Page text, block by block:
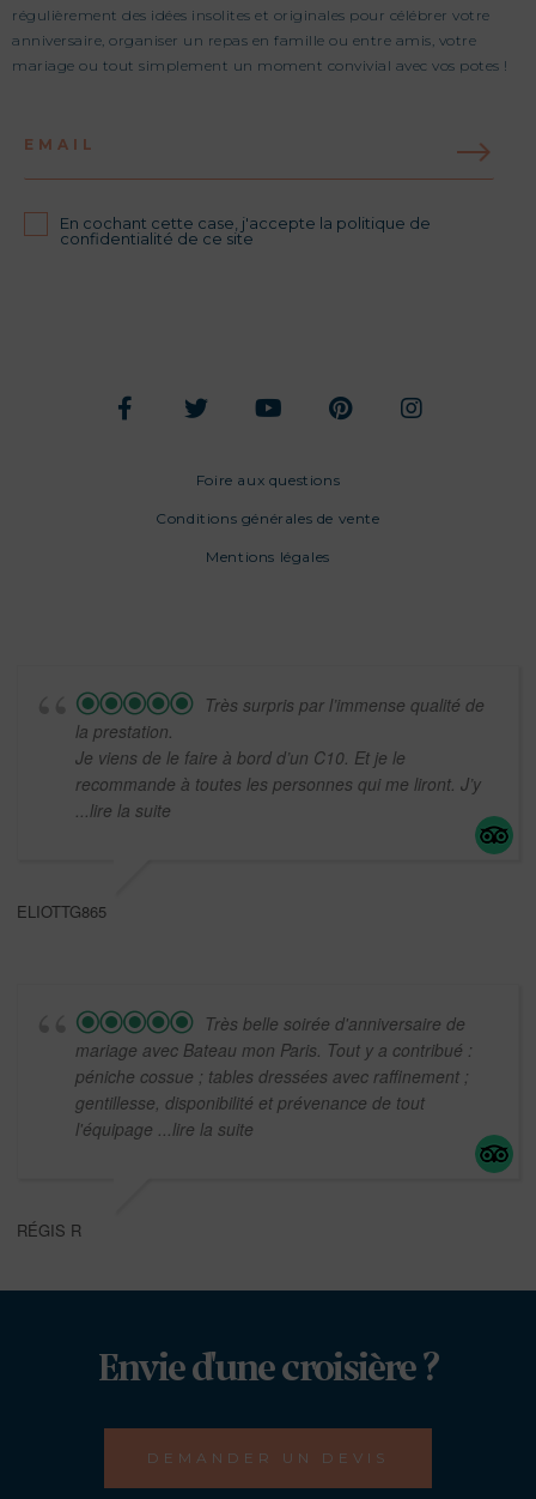
régulièrement des idées insolites et originales pour célébrer votre
anniversaire, organiser un repas en famille ou entre amis, votre
mariage ou tout simplement un moment convivial avec vos potes !
EMAIL
En cochant cette case, j'accepte la politique de
confidentialité de ce site
Foire aux questions
Conditions générales de vente
Mentions légales
Très surpris par l’immense qualité de
la prestation.
Je viens de le faire à bord d’un C10. Et je le
recommande à toutes les personnes qui me liront. J’y
...lire la suite
ELIOTTG865
Très belle soirée d'anniversaire de
mariage avec Bateau mon Paris. Tout y a contribué :
péniche cossue ; tables dressées avec raffinement ;
gentillesse, disponibilité et prévenance de tout
l'équipage ...lire la suite
RÉGIS R
Envie d'une croisière ?
DEMANDER UN DEVIS